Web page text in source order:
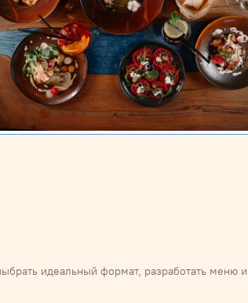
идеальный формат, разработать меню и